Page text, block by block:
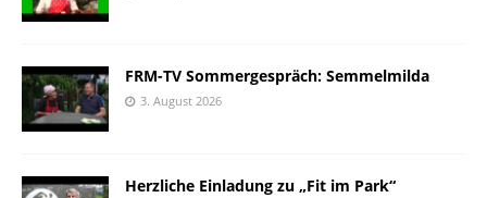
FRM-TV Sommergespräch: Semmelmilda
3. August 2026
Herzliche Einladung zu „Fit im Park“